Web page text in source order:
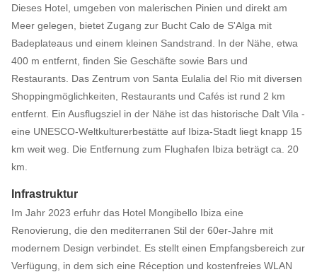
Dieses Hotel, umgeben von malerischen Pinien und direkt am
Meer gelegen, bietet Zugang zur Bucht Calo de S'Alga mit
Badeplateaus und einem kleinen Sandstrand. In der Nähe, etwa
400 m entfernt, finden Sie Geschäfte sowie Bars und
Restaurants. Das Zentrum von Santa Eulalia del Rio mit diversen
Shoppingmöglichkeiten, Restaurants und Cafés ist rund 2 km
entfernt. Ein Ausflugsziel in der Nähe ist das historische Dalt Vila -
eine UNESCO-Weltkulturerbestätte auf Ibiza-Stadt liegt knapp 15
km weit weg. Die Entfernung zum Flughafen Ibiza beträgt ca. 20
km.
Infrastruktur
Im Jahr 2023 erfuhr das Hotel Mongibello Ibiza eine
Renovierung, die den mediterranen Stil der 60er-Jahre mit
modernem Design verbindet. Es stellt einen Empfangsbereich zur
Verfügung, in dem sich eine Réception und kostenfreies WLAN